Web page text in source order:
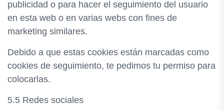
publicidad o para hacer el seguimiento del usuario
en esta web o en varias webs con fines de
marketing similares.
Debido a que estas cookies están marcadas como
cookies de seguimiento, te pedimos tu permiso para
colocarlas.
5.5 Redes sociales